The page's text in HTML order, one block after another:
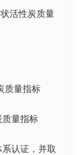
活性炭质量
质量指标
质量指标
认证，并取